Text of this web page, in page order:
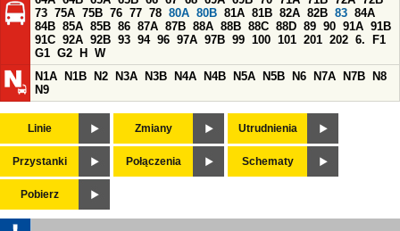
73 75A 75B 76 77 78 80A 80B 81A 81B 82A 82B 83 84A
84B 85A 85B 86 87A 87B 88A 88B 88C 88D 89 90 91A 91B
91C 92A 92B 93 94 96 97A 97B 99 100 101 201 202 6.
F1
G1 G2 H
W
N1A
N1B N2 N3A N3B N4A N4B N5A N5B N6 N7A N7B
N8
N9
Linie Zmiany Utrudnienia
Przystanki Połączenia Schematy
Pobierz